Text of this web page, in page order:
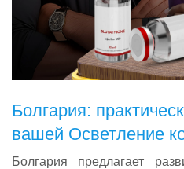
Болгария:
вашей Осветление
Болгария предлагает